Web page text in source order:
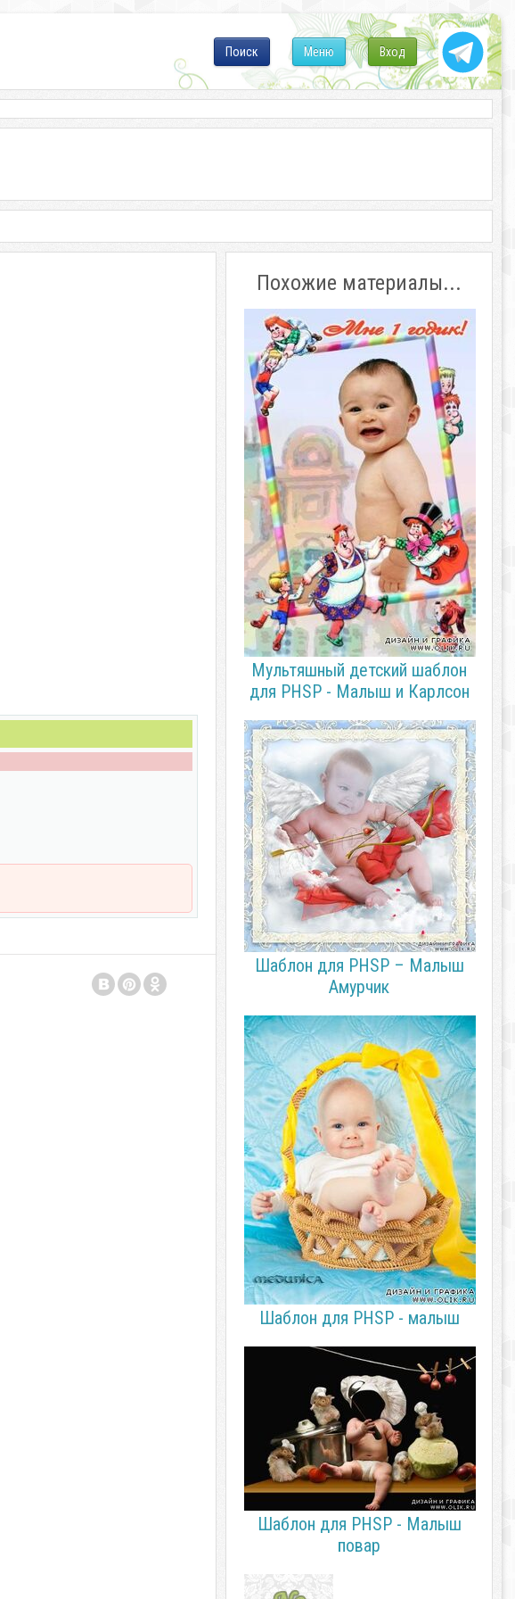
Вход
Меню
Поиск
Похожие материалы...
Мультяшный детский шаблон
для PHSP - Малыш и Карлсон
Шаблон для PHSP – Малыш
Амурчик
Шаблон для PHSP - малыш
Шаблон для PHSP - Малыш
повар